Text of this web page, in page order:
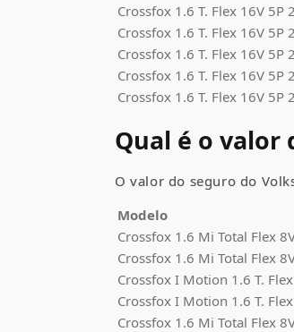
Crossfox 1.6 T. Flex 16V 5P
Crossfox 1.6 T. Flex 16V 5P
Crossfox 1.6 T. Flex 16V 5P
Crossfox 1.6 T. Flex 16V 5P
Crossfox 1.6 T. Flex 16V 5P
Qual é o valor
O valor do seguro do
Modelo
Crossfox 1.6 Mi Total Flex
Crossfox 1.6 Mi Total Flex
Crossfox I Motion 1.6 T.
Crossfox I Motion 1.6 T.
Crossfox 1.6 Mi Total Flex